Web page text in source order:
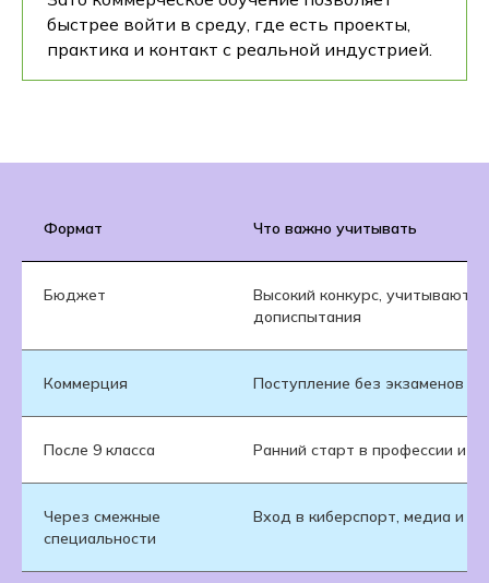
быстрее войти в среду, где есть проекты,
практика и контакт с реальной индустрией.
Формат Что важно учитывать
Бюджет
Высокий конкурс,
дописпытания
Коммерция Поступление без экзаменов и
После 9 класса Ранний старт в профессии и
Через смежные
специальности
Вход в киберспорт, медиа и